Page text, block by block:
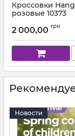
Кроссовки
розовые 10373
2 000,00 грн
Новости